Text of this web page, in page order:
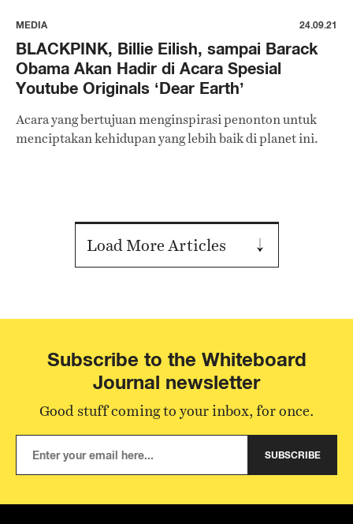
MEDIA 24.09.21
BLACKPINK, Billie Eilish, sampai Barack
Obama Akan Hadir di Acara Spesial
Youtube Originals ‘Dear Earth’
Acara yang bertujuan menginspirasi penonton untuk
menciptakan kehidupan yang lebih baik di planet ini.
Load More Articles
Subscribe to the Whiteboard
Journal newsletter
Good stuff coming to your inbox, for once.
SUBSCRIBE